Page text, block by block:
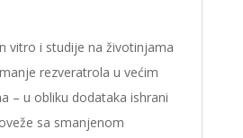
vitro i studije na životinjama
rezveratrola u većim
– u obliku dodataka ishrani
sa smanjenom